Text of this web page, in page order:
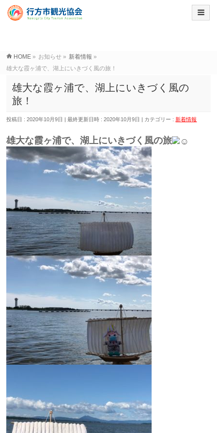
HOME » お知らせ » 新着情報 »
雄大な霞ヶ浦で、湖上にいきづく風の旅！
雄大な霞ヶ浦で、湖上にいきづく風の
旅！
投稿日 : 2020年10月9日 最終更新日時 : 2020年10月9日 カテゴリー : 新着情報
雄大な霞ヶ浦で、湖上にいきづく風の旅